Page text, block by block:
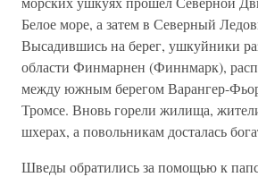
Белое море, а затем в Северный
Высадившись на берег, ушкуйники
области Финмарнен (Финнмарк),
между южным берегом Варангер-
Тромсе. Вновь горели жилища,
шхерах, а повольникам досталась
Шведы обратились за помощью к